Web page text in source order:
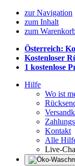
zur Navigation
zum Inhalt
zum
Österreich:
Kostenloser
1 kostenlose
Hilfe
Wo ist
Kontakt
Alle
Live-